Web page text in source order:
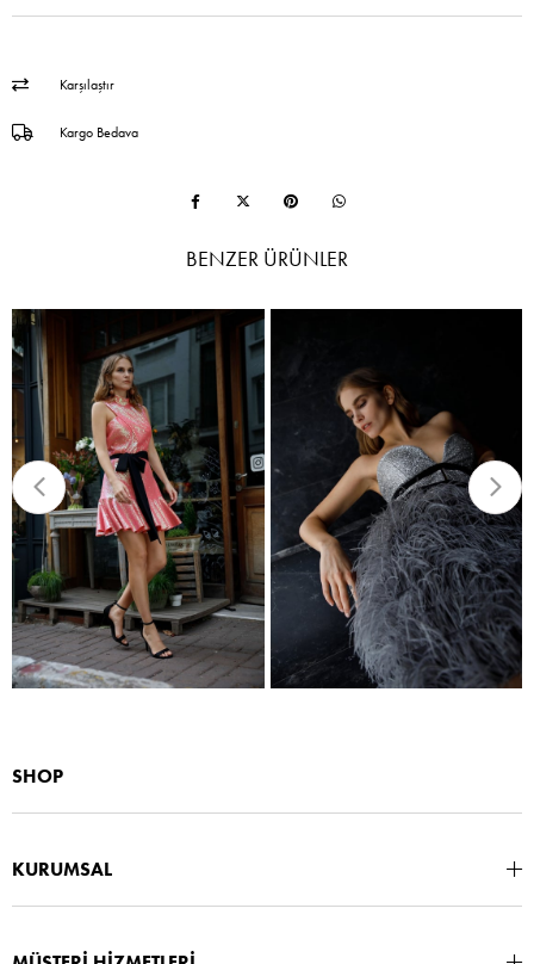
Karşılaştır
Kargo Bedava
BENZER ÜRÜNLER
SHOP
KURUMSAL